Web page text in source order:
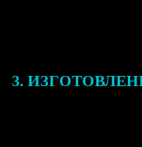
3.
Оплатите заказ
оплаты получите
описанием заказа.